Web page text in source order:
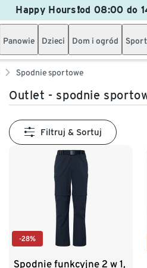
Happy Hours❗od 08:00 do
Panowie Dzieci Dom i ogród Sport
Spodnie sportowe
Outlet - spodnie
Filtruj & Sortuj
-28%
Spodnie funkcyjne 2 w 1,